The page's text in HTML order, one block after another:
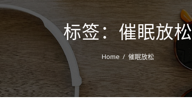
标签：催眠放松
Home 催眠放松